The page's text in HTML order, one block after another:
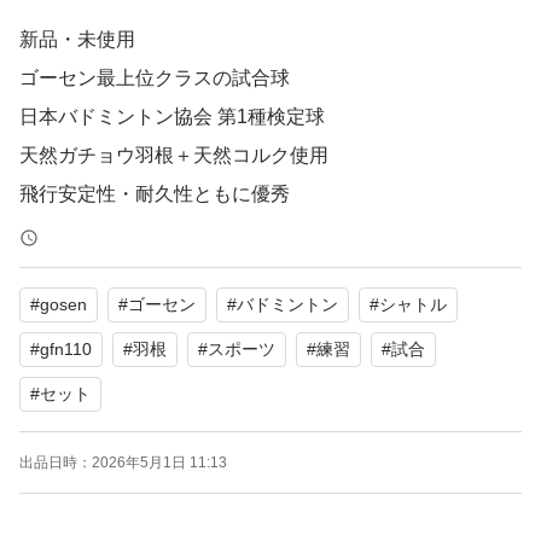
新品・未使用
ゴーセン最上位クラスの試合球
日本バドミントン協会 第1種検定球
天然ガチョウ羽根＋天然コルク使用
飛行安定性・耐久性ともに優秀
試合やハイレベルな練習に最適な高品質シャトルです。
数量：10ダース（120球）
状態：新品・未使用
#gosen #ゴーセン #バドミントン #シャトル
#gfn110 #羽根 #スポーツ #練習 #試合
#セット
出品日時： 2026年5月1日 11:13